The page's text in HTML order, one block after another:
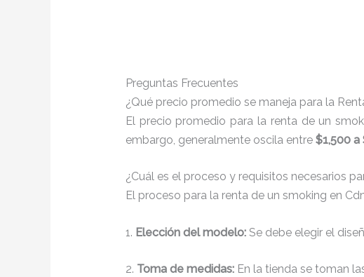
Preguntas Frecuentes
¿Qué precio promedio se maneja para la
El precio promedio para la renta de un
embargo, generalmente oscila entre $1,500 a
¿Cuál es el proceso y requisitos necesarios
El proceso para la renta de un smoking en
1. Elección del modelo:Se debe elegir el
2. Toma de medidas:En la tienda se toman